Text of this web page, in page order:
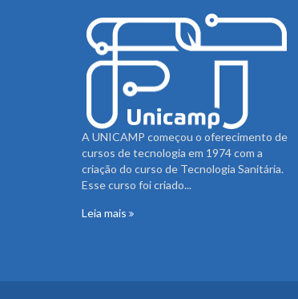
A UNICAMP começou o oferecimento de
cursos de tecnologia em 1974 com a
criação do curso de Tecnologia Sanitária.
Esse curso foi criado...
Leia mais